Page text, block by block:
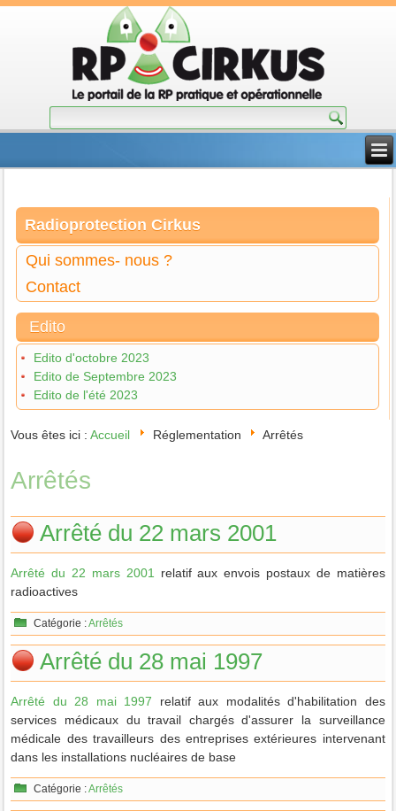
Radioprotection Cirkus
Qui sommes- nous ?
Contact
Edito
Edito d'octobre 2023
Edito de Septembre 2023
Edito de l'été 2023
Vous êtes ici :Accueil Réglementation Arrêtés
Arrêtés
Arrêté du 22 mars 2001
Arrêté du 22 mars 2001 relatif aux envois postaux de matières
radioactives
Catégorie :Arrêtés
Arrêté du 28 mai 1997
Arrêté du 28 mai 1997 relatif aux modalités d'habilitation des
services médicaux du travail chargés d'assurer la surveillance
médicale des travailleurs des entreprises extérieures intervenant
dans les installations nucléaires de base
Catégorie :Arrêtés